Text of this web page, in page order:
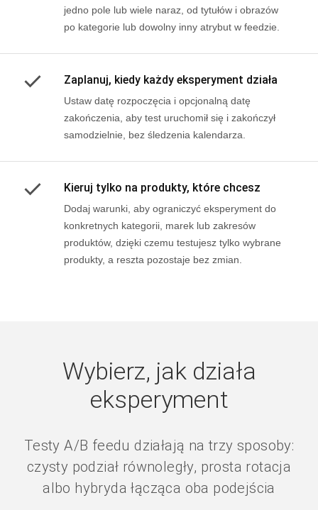
jedno pole lub wiele naraz, od tytułów i obrazów
po kategorie lub dowolny inny atrybut w feedzie.
Zaplanuj, kiedy każdy eksperyment działa
Ustaw datę rozpoczęcia i opcjonalną datę
zakończenia, aby test uruchomił się i zakończył
samodzielnie, bez śledzenia kalendarza.
Kieruj tylko na produkty, które chcesz
Dodaj warunki, aby ograniczyć eksperyment do
konkretnych kategorii, marek lub zakresów
produktów, dzięki czemu testujesz tylko wybrane
produkty, a reszta pozostaje bez zmian.
Wybierz, jak działa
eksperyment
Testy A/B feedu działają na trzy sposoby:
czysty podział równoległy, prosta rotacja
albo hybryda łącząca oba podejścia